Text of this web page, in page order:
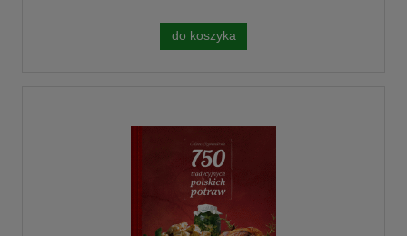
do koszyka